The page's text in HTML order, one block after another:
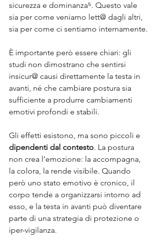
sicurezza e dominanza⁵. Questo vale
sia per come veniamo lett@ dagli altri,
sia per come ci sentiamo internamente.
È importante però essere chiari: gli
studi non dimostrano che sentirsi
insicur@ causi direttamente la testa in
avanti, né che cambiare postura sia
sufficiente a produrre cambiamenti
emotivi profondi e stabili.
Gli effetti esistono, ma sono piccoli e
dipendenti dal contesto. La postura
non crea l’emozione: la accompagna,
la colora, la rende visibile. Quando
però uno stato emotivo è cronico, il
corpo tende a organizzarsi intorno ad
esso, e la testa in avanti può diventare
parte di una strategia di protezione o
iper-vigilanza.